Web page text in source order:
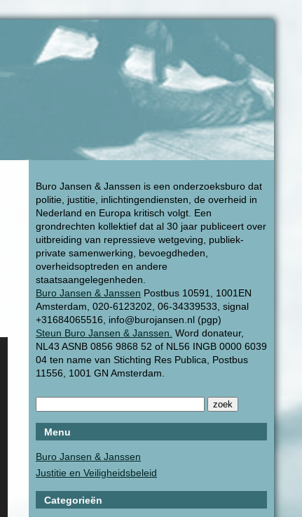
Buro Jansen & Janssen is een onderzoeksburo dat
politie, justitie, inlichtingendiensten, de overheid in
Nederland en Europa kritisch volgt. Een
grondrechten kollektief dat al 30 jaar publiceert over
uitbreiding van repressieve wetgeving, publiek-
private samenwerking, bevoegdheden,
overheidsoptreden en andere
staatsaangelegenheden.
Buro Jansen & Janssen Postbus 10591, 1001EN
Amsterdam, 020-6123202, 06-34339533, signal
+31684065516, info@burojansen.nl (pgp)
Steun Buro Jansen & Janssen. Word donateur,
NL43 ASNB 0856 9868 52 of NL56 INGB 0000 6039
04 ten name van Stichting Res Publica, Postbus
11556, 1001 GN Amsterdam.
Menu
Buro Jansen & Janssen
Justitie en Veiligheidsbeleid
Categorieën